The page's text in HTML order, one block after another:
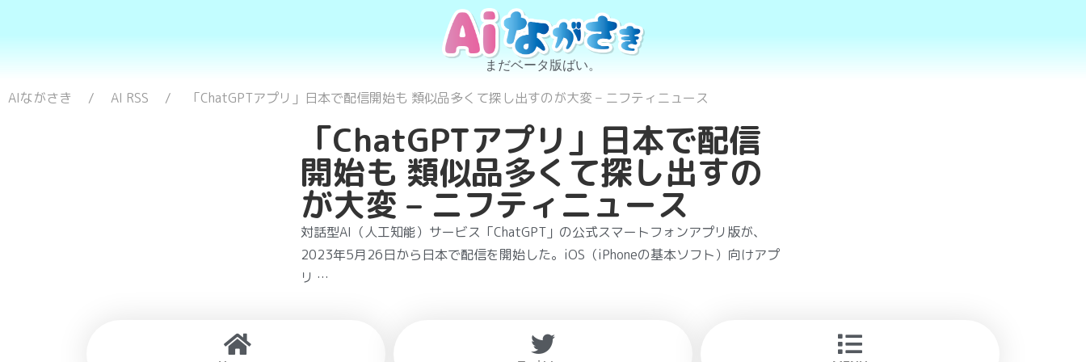
まだベータ版ばい。
AIながさき AI RSS 「ChatGPTアプリ」日本で配信開始も 類似品多くて探し出すのが大変 – ニフティニュース
「ChatGPTアプリ」日本で配信
開始も 類似品多くて探し出すの
が大変 – ニフティニュース
対話型AI（人工知能）サービス「ChatGPT」の公式スマートフォンアプリ版が、
2023年5月26日から日本で配信を開始した。iOS（iPhoneの基本ソフト）向けアプ
リ …